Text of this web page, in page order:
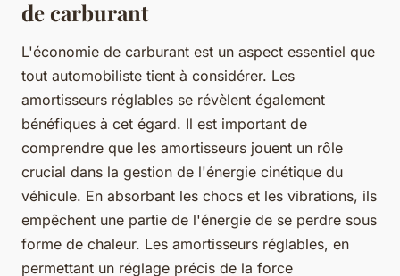
de carburant
L'économie de carburant est un aspect essentiel que
tout automobiliste tient à considérer. Les
amortisseurs réglables se révèlent également
bénéfiques à cet égard. Il est important de
comprendre que les amortisseurs jouent un rôle
crucial dans la gestion de l'énergie cinétique du
véhicule. En absorbant les chocs et les vibrations, ils
empêchent une partie de l'énergie de se perdre sous
forme de chaleur. Les amortisseurs réglables, en
permettant un réglage précis de la force